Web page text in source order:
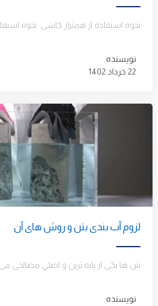
نویسنده
22 خرداد 1402
لزوم آب بندی بتن و روش های آن
نویسنده